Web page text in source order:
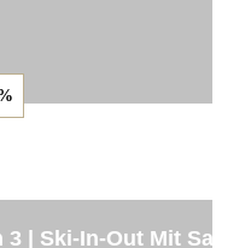
| Ski-In-Out Mit